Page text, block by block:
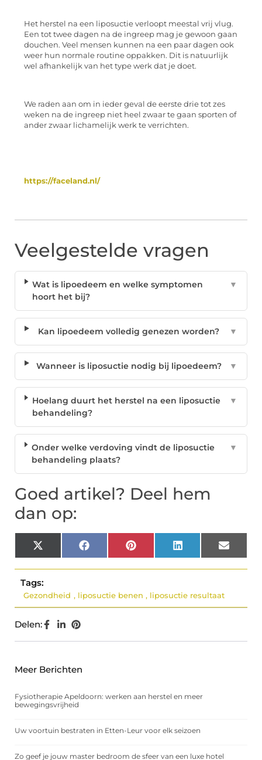
Het herstel na een liposuctie verloopt meestal vrij vlug.
Een tot twee dagen na de ingreep mag je gewoon gaan
douchen. Veel mensen kunnen na een paar dagen ook
weer hun normale routine oppakken. Dit is natuurlijk
wel afhankelijk van het type werk dat je doet.
We raden aan om in ieder geval de eerste drie tot zes
weken na de ingreep niet heel zwaar te gaan sporten of
ander zwaar lichamelijk werk te verrichten.
https://faceland.nl/
Veelgestelde vragen
Wat is lipoedeem en welke symptomen
hoort het bij?
▼
Kan lipoedeem volledig genezen worden? ▼
Wanneer is liposuctie nodig bij lipoedeem? ▼
Hoelang duurt het herstel na een liposuctie
behandeling?
▼
Onder welke verdoving vindt de liposuctie
behandeling plaats?
▼
Goed artikel? Deel hem
dan op:
X
(Twitter)
Facebook Pinterest LinkedIn Email
Tags:
Gezondheid , liposuctie benen , liposuctie resultaat
Delen:
Meer Berichten
Fysiotherapie Apeldoorn: werken aan herstel en meer
bewegingsvrijheid
Uw voortuin bestraten in Etten-Leur voor elk seizoen
Zo geef je jouw master bedroom de sfeer van een luxe hotel